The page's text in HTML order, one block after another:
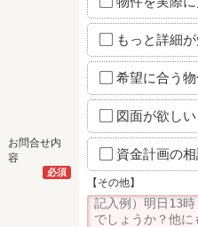
お問合せ内
容
必須
もっと詳細
希望に合う
図面が欲しい
資金計画の
【その他】